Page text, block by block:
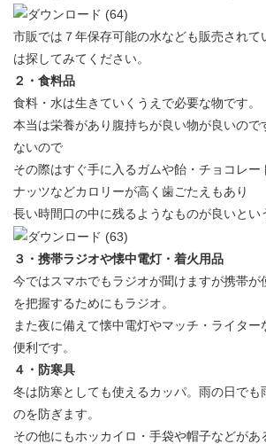
市販では７年保存可能の水なども販売されて
は探してみてください。
２・食料品
食料・水は生きていくうえで必要な物です。
本当は栄養があり腹持ちが良い物が良いので
ないので
その際はすぐ手に入るガムや飴・チョコレー
ナッツなどカロリーが高く歯ごたえもあり
長い時間口の中に残るようなものが良いとい
３・携帯ラジオや懐中電灯・着火用品
今ではスマホでもラジオが聞けますが携帯が
を把握するためにもラジオ。
また夜に備えて懐中電灯やマッチ・ライター
便利です。
４・防寒具
冬は防寒としても使えるカッパ。雨の日でも
のを防ぎます。
その他にもホッカイロ・手袋や帽子などがあ